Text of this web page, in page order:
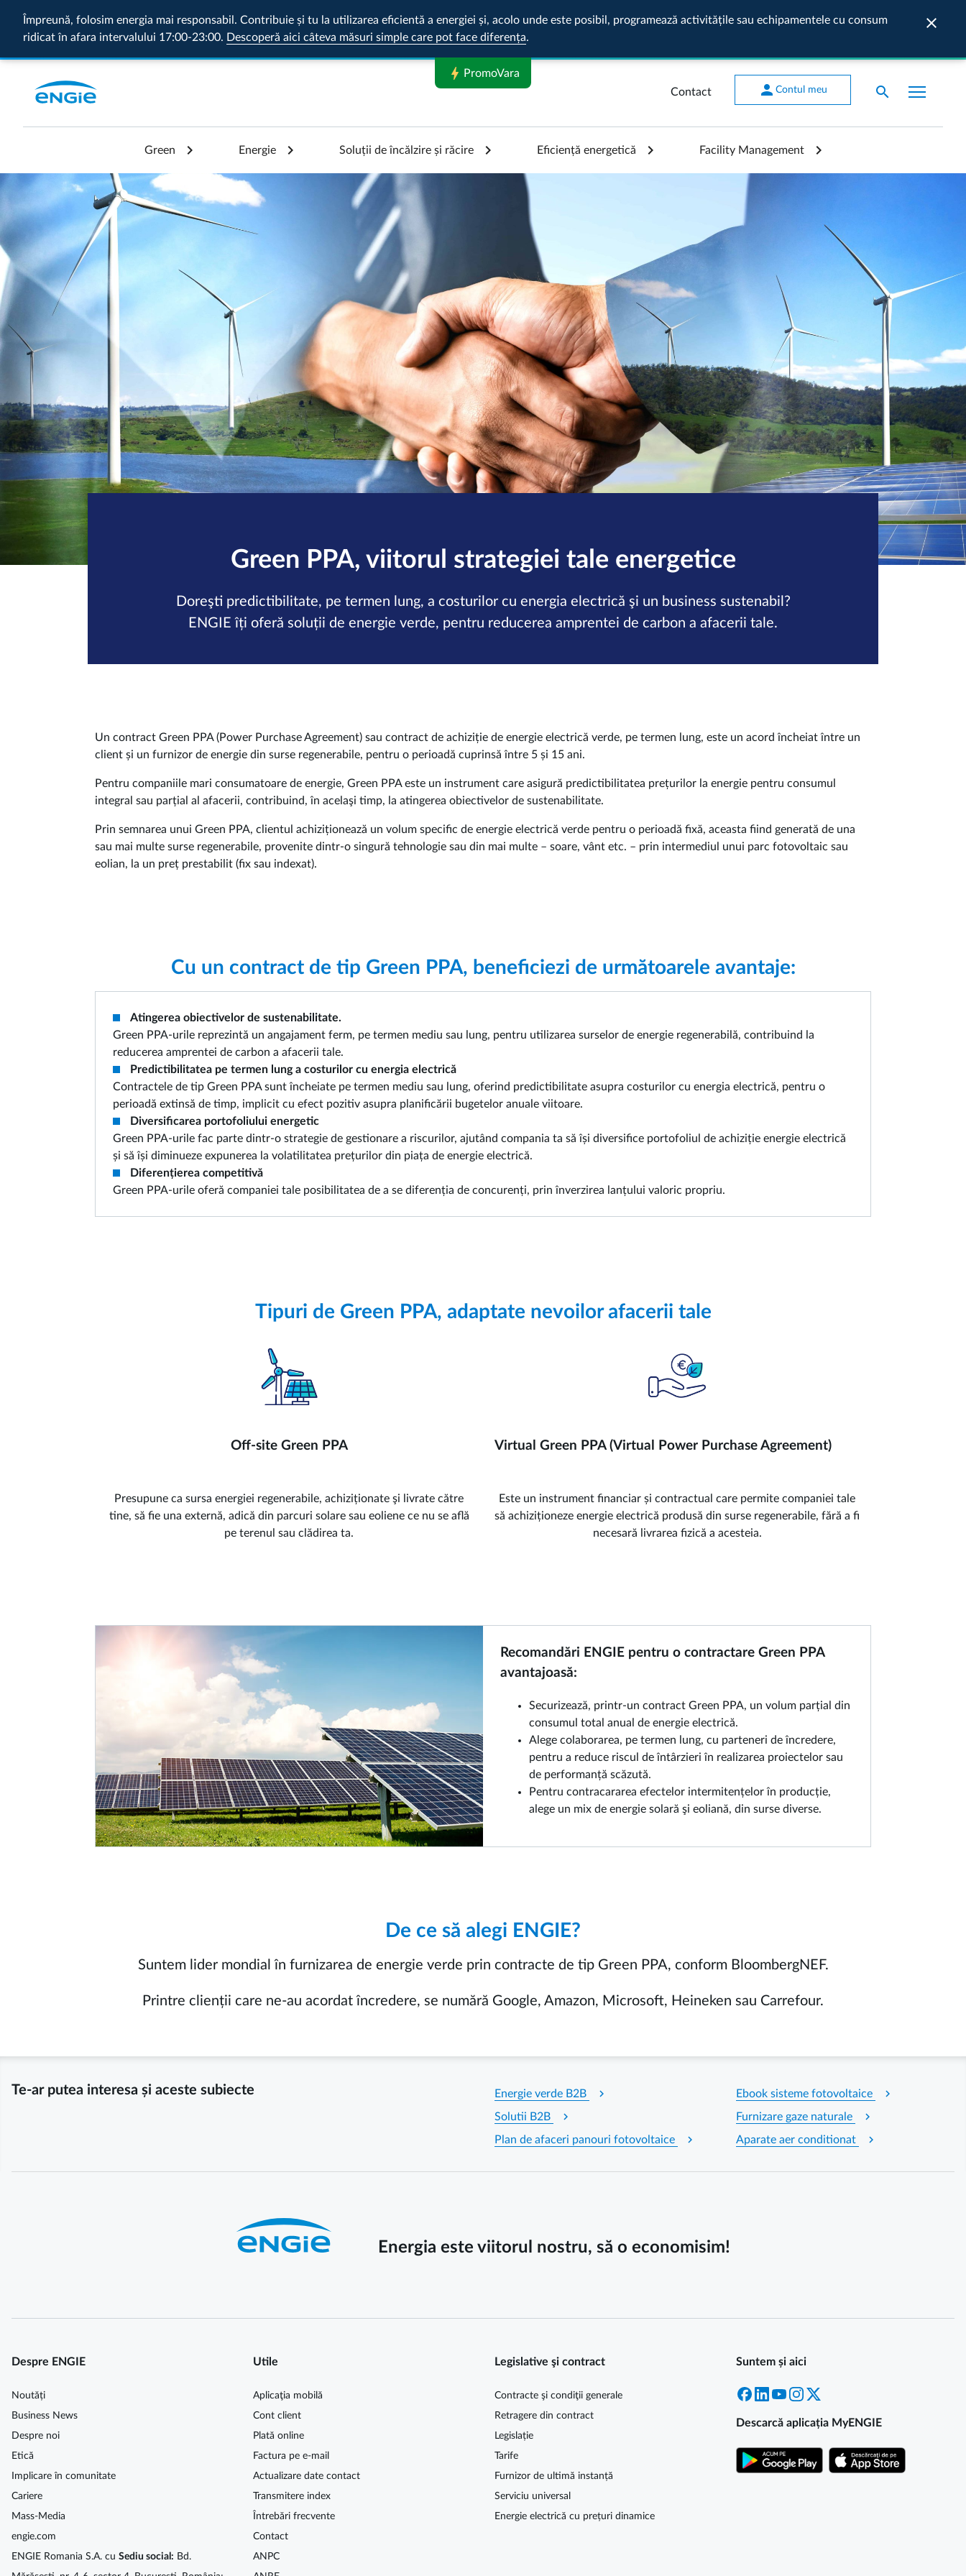
Împreună, folosim energia mai responsabil. Contribuie și tu la utilizarea eficientă a energiei și, acolo unde este posibil, programează activitățile sau echipamentele cu consum
ridicat în afara intervalului 17:00-23:00. Descoperă aici câteva măsuri simple care pot face diferența.
close
Contact person Contul meu search
Green Energie Soluții de încălzire și răcire Eficiență energetică Facility Management
Green PPA, viitorul strategiei tale energetice
Doreşti predictibilitate, pe termen lung, a costurilor cu energia electrică şi un business sustenabil?
ENGIE îți oferă soluții de energie verde, pentru reducerea amprentei de carbon a afacerii tale.
Un contract Green PPA (Power Purchase Agreement) sau contract de achiziție de energie electrică verde, pe termen lung, este un acord încheiat între un
client și un furnizor de energie din surse regenerabile, pentru o perioadă cuprinsă între 5 și 15 ani.
Pentru companiile mari consumatoare de energie, Green PPA este un instrument care asigură predictibilitatea prețurilor la energie pentru consumul
integral sau parțial al afacerii, contribuind, în acelaşi timp, la atingerea obiectivelor de sustenabilitate.
Prin semnarea unui Green PPA, clientul achiziționează un volum specific de energie electrică verde pentru o perioadă fixă, aceasta fiind generată de una
sau mai multe surse regenerabile, provenite dintr-o singură tehnologie sau din mai multe – soare, vânt etc. – prin intermediul unui parc fotovoltaic sau
eolian, la un preț prestabilit (fix sau indexat).
Cu un contract de tip Green PPA, beneficiezi de următoarele avantaje:
Atingerea obiectivelor de sustenabilitate.
Green PPA-urile reprezintă un angajament ferm, pe termen mediu sau lung, pentru utilizarea surselor de energie regenerabilă, contribuind la
reducerea amprentei de carbon a afacerii tale.
Predictibilitatea pe termen lung a costurilor cu energia electrică
Contractele de tip Green PPA sunt încheiate pe termen mediu sau lung, oferind predictibilitate asupra costurilor cu energia electrică, pentru o
perioadă extinsă de timp, implicit cu efect pozitiv asupra planificării bugetelor anuale viitoare.
Diversificarea portofoliului energetic
Green PPA-urile fac parte dintr-o strategie de gestionare a riscurilor, ajutând compania ta să își diversifice portofoliul de achiziție energie electrică
și să își diminueze expunerea la volatilitatea prețurilor din piața de energie electrică.
Diferențierea competitivă
Green PPA-urile oferă companiei tale posibilitatea de a se diferenția de concurenți, prin înverzirea lanțului valoric propriu.
Tipuri de Green PPA, adaptate nevoilor afacerii tale
Off-site Green PPA
Presupune ca sursa energiei regenerabile, achiziționate şi livrate către
tine, să fie una externă, adică din parcuri solare sau eoliene ce nu se află
pe terenul sau clădirea ta.
Virtual Green PPA (Virtual Power Purchase Agreement)
Este un instrument financiar și contractual care permite companiei tale
să achiziționeze energie electrică produsă din surse regenerabile, fără a fi
necesară livrarea fizică a acesteia.
Recomandări ENGIE pentru o contractare Green PPA
avantajoasă:
Securizează, printr-un contract Green PPA, un volum parțial din
consumul total anual de energie electrică.
Alege colaborarea, pe termen lung, cu parteneri de încredere,
pentru a reduce riscul de întârzieri în realizarea proiectelor sau
de performanță scăzută.
Pentru contracararea efectelor intermitențelor în producție,
alege un mix de energie solară şi eoliană, din surse diverse.
De ce să alegi ENGIE?
Suntem lider mondial în furnizarea de energie verde prin contracte de tip Green PPA, conform BloombergNEF.
Printre clienții care ne-au acordat încredere, se numără Google, Amazon, Microsoft, Heineken sau Carrefour.
Te-ar putea interesa și aceste subiecte Energie verde B2B chevron_right Ebook sisteme fotovoltaice chevron_right
Solutii B2B chevron_right Furnizare gaze naturale chevron_right
Plan de afaceri panouri fotovoltaice chevron_right Aparate aer conditionat chevron_right
Energia este viitorul nostru, să o economisim!
Despre ENGIE
Noutăți
Business News
Despre noi
Etică
Implicare în comunitate
Cariere
Mass-Media
engie.com
ENGIE Romania S.A. cu Sediu social: Bd.
Utile
Aplicaţia mobilă
Cont client
Plată online
Factura pe e-mail
Actualizare date contact
Transmitere index
Întrebări frecvente
Contact
ANPC
Legislative şi contract
Contracte şi condiţii generale
Retragere din contract
Legislație
Tarife
Furnizor de ultimă instanță
Serviciu universal
Energie electrică cu prețuri dinamice
Suntem și aici
Facebook
LinkedInYouTubeInstagram
Descarcă aplicația MyENGIE
bolt PromoVara